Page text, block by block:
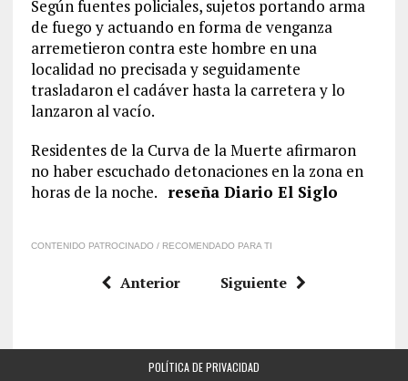
Según fuentes policiales, sujetos portando arma
de fuego y actuando en forma de venganza
arremetieron contra este hombre en una
localidad no precisada y seguidamente
trasladaron el cadáver hasta la carretera y lo
lanzaron al vacío.
Residentes de la Curva de la Muerte afirmaron
no haber escuchado detonaciones en la zona en
horas de la noche. reseña Diario El Siglo
CONTENIDO PATROCINADO / RECOMENDADO PARA TI
Anterior Siguiente
POLÍTICA DE PRIVACIDAD